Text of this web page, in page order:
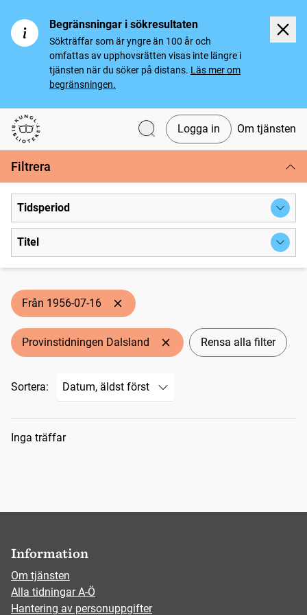
Begränsningar i sökresultaten
Sökträffar som är yngre än 100 år och
omfattas av upphovsrätten visas inte längre i
tjänsten när du söker på distans. Läs mer om
begränsningen.
Svenska tidningar
Logga in Om tjänsten
Filtrera
Tidsperiod
Titel
Från 1956-07-16
Provinstidningen Dalsland Rensa alla filter
Sortera:
Sökresultat
Inga träffar
Information
Om tjänsten
Alla tidningar A-Ö
Hantering av personuppgifter